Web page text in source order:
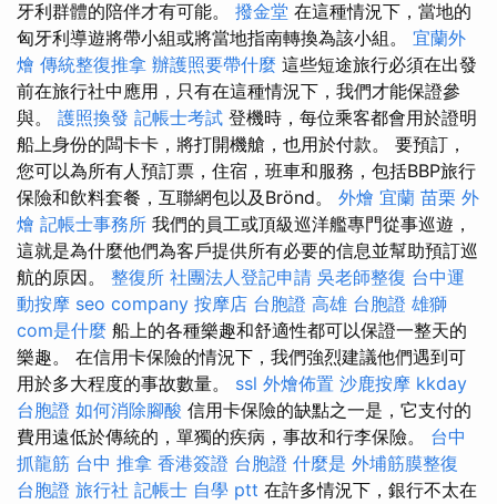
牙利群體的陪伴才有可能。 撥金堂 在這種情況下，當地的
匈牙利導遊將帶小組或將當地指南轉換為該小組。 宜蘭外
燴 傳統整復推拿 辦護照要帶什麼 這些短途旅行必須在出發
前在旅行社中應用，只有在這種情況下，我們才能保證參
與。 護照換發 記帳士考試 登機時，每位乘客都會用於證明
船上身份的闆卡卡，將打開機艙，也用於付款。 要預訂，
您可以為所有人預訂票，住宿，班車和服務，包括BBP旅行
保險和飲料套餐，互聯網包以及Brönd。 外燴 宜蘭 苗栗 外
燴 記帳士事務所 我們的員工或頂級巡洋艦專門從事巡遊，
這就是為什麼他們為客戶提供所有必要的信息並幫助預訂巡
航的原因。 整復所 社團法人登記申請 吳老師整復 台中運
動按摩 seo company 按摩店 台胞證 高雄 台胞證 雄獅
com是什麼 船上的各種樂趣和舒適性都可以保證一整天的
樂趣。 在信用卡保險的情況下，我們強烈建議他們遇到可
用於多大程度的事故數量。 ssl 外燴佈置 沙鹿按摩 kkday
台胞證 如何消除腳酸 信用卡保險的缺點之一是，它支付的
費用遠低於傳統的，單獨的疾病，事故和行李保險。 台中
抓龍筋 台中 推拿 香港簽證 台胞證 什麼是 外埔筋膜整復
台胞證 旅行社 記帳士 自學 ptt 在許多情況下，銀行不太在